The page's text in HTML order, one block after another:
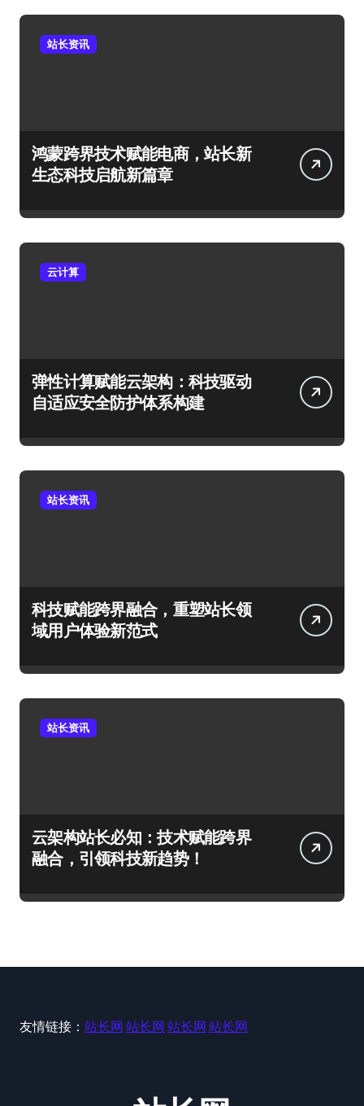
站长资讯
鸿蒙跨界技术赋能电商，站长新
生态科技启航新篇章
云计算
弹性计算赋能云架构：科技驱动
自适应安全防护体系构建
站长资讯
科技赋能跨界融合，重塑站长领
域用户体验新范式
站长资讯
云架构站长必知：技术赋能跨界
融合，引领科技新趋势！
友情链接： 站长网 站长网 站长网 站长网